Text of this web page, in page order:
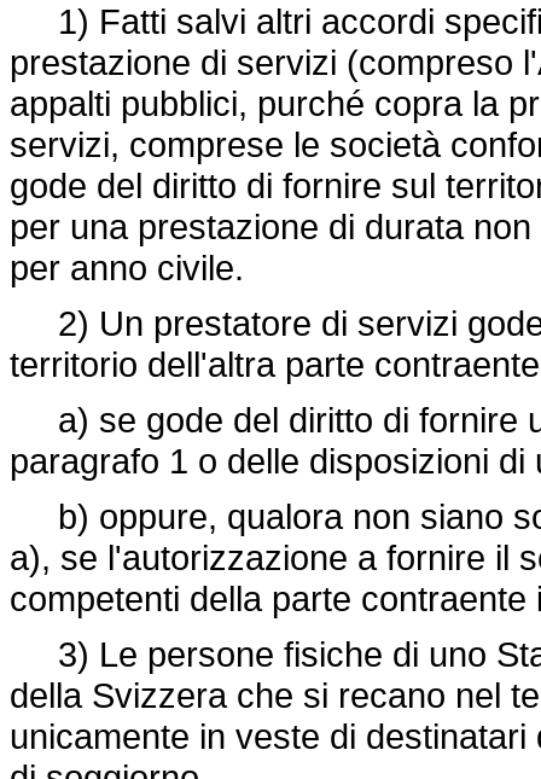
1) Fatti salvi altri accordi
prestazione di servizi (compreso
appalti pubblici, purché copra la
servizi, comprese le società
gode del diritto di fornire sul
per una prestazione di durata
per anno civile.
2) Un prestatore di servizi
territorio dell'altra parte
a) se gode del diritto di fornire
paragrafo 1 o delle disposizioni
b) oppure, qualora non siano
a), se l'autorizzazione a fornire il
competenti della parte contraente
3) Le persone fisiche di uno
della Svizzera che si recano nel
unicamente in veste di